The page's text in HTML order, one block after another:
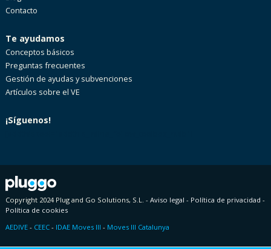
Contacto
Te ayudamos
Conceptos básicos
Preguntas frecuentes
Gestión de ayudas y subvenciones
Artículos sobre el VE
¡Síguenos!
Copyright 2024 Plug and Go Solutions, S.L. - Aviso legal - Política de privacidad -
Política de cookies
AEDIVE- CEEC- IDAE Moves III - Moves III Catalunya